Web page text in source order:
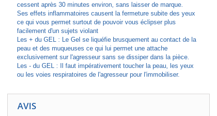
cessent après 30 minutes environ, sans laisser de marque.
Ses effets inflammatoires causent la fermeture subite des yeux
ce qui vous permet surtout de pouvoir vous éclipser plus
facilement d'un sujets violant
Les + du GEL : Le Gel se liquéfie brusquement au contact de la
peau et des muqueuses ce qui lui permet une attache
exclusivement sur l'agresseur sans se dissiper dans la pièce.
Les - du GEL : Il faut impérativement toucher la peau, les yeux
ou les voies respiratoires de l'agresseur pour l'immobiliser.
AVIS